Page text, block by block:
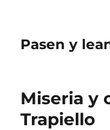
Pasen y
Miseria y
Trapiello